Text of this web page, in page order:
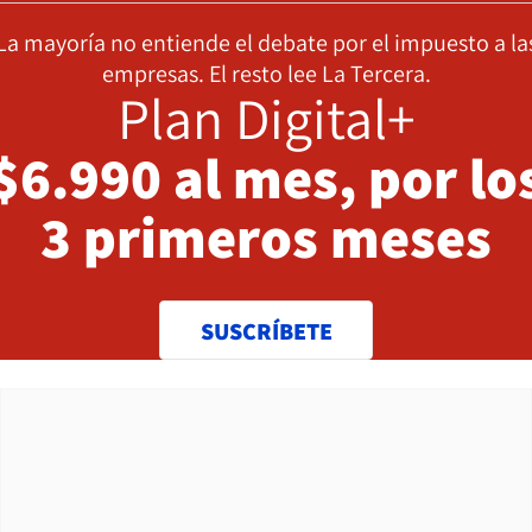
mayoría no entiende el debate por el impuesto a
empresas. El resto lee La Tercera.
Plan Digital+
al mes, por
3 primeros meses
SUSCRÍBETE